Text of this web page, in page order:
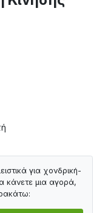
για χονδρική-
κάνετε μια αγορά,